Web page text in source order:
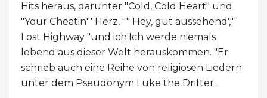
Hits heraus, darunter "Cold, Cold Heart" und
"Your Cheatin"' Herz, "" Hey, gut aussehend',""
Lost Highway "und ich'Ich werde niemals
lebend aus dieser Welt herauskommen. "Er
schrieb auch eine Reihe von religiösen Liedern
unter dem Pseudonym Luke the Drifter.